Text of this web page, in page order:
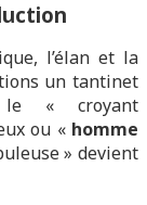
l’élan et la
un tantinet
« croyant
ou « homme
» devient